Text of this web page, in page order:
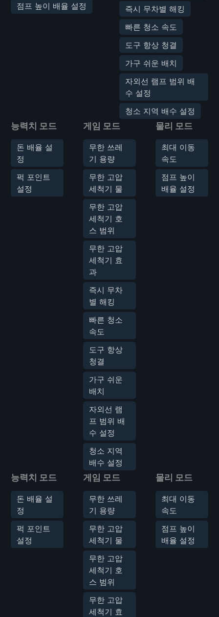
점프 높이 배율 설정
즉시 무차별 해킹
빠른 청소 속도
도구 항상 청결
가구 쉬운 배치
자외선 램프 범위 배
수 설정
청소 지역 배수 설정
능력치 모드
돈 배율 설
정
퍽 포인트
설정
게임 모드
무한 쓰레
기 용량
무한 고압
세척기 물
무한 고압
세척기 호
스 범위
무한 고압
세척기 효
과
즉시 무차
별 해킹
빠른 청소
속도
도구 항상
청결
가구 쉬운
배치
자외선 램
프 범위 배
수 설정
청소 지역
배수 설정
물리 모드
최대 이동
속도
점프 높이
배율 설정
능력치 모드
돈 배율 설
정
퍽 포인트
설정
게임 모드
무한 쓰레
기 용량
무한 고압
세척기 물
무한 고압
세척기 호
스 범위
무한 고압
세척기 효
물리 모드
최대 이동
속도
점프 높이
배율 설정